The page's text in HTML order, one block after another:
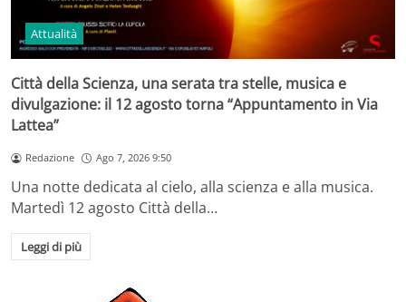
Attualità
Città della Scienza, una serata tra stelle, musica e
divulgazione: il 12 agosto torna “Appuntamento in Via
Lattea”
Redazione Ago 7, 2026 9:50
Una notte dedicata al cielo, alla scienza e alla musica.
Martedì 12 agosto Città della…
Leggi di più